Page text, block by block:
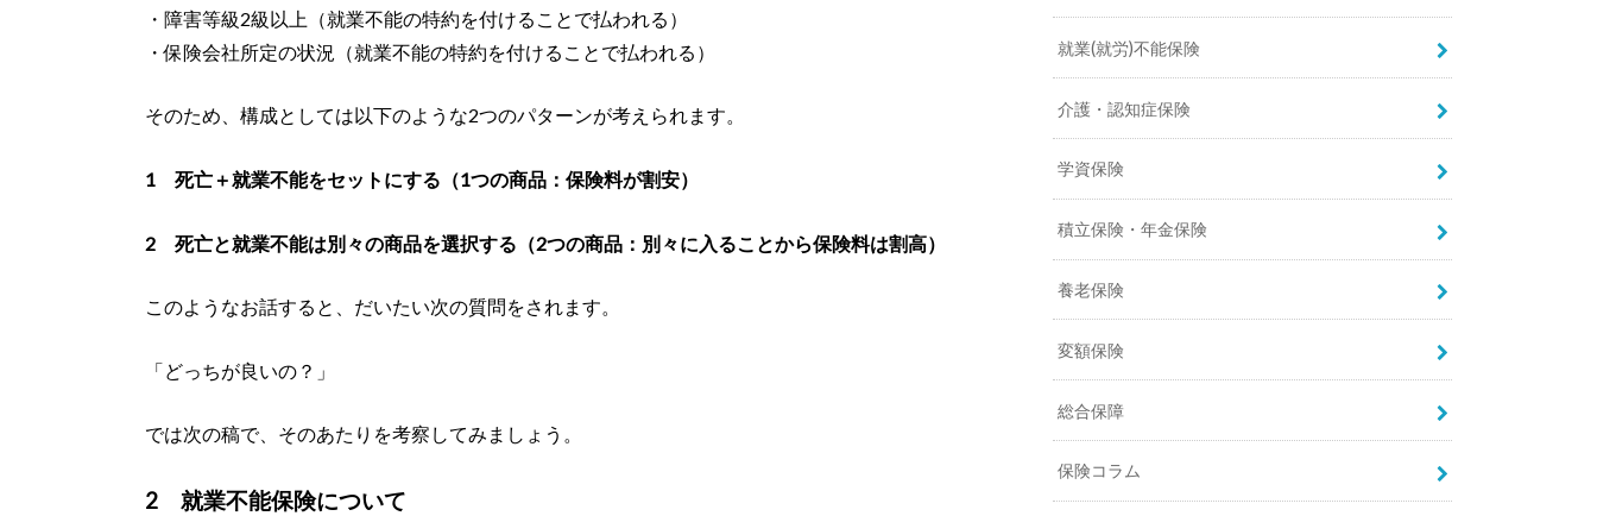
・障害等級2級以上（就業不能の特約を付けることで払われる）
・保険会社所定の状況（就業不能の特約を付けることで払われる）
そのため、構成としては以下のような2つのパターンが考えられます。
1 死亡＋就業不能をセットにする（1つの商品：保険料が割安）
2 死亡と就業不能は別々の商品を選択する（2つの商品：別々に入ることから保険料は割高）
このようなお話すると、だいたい次の質問をされます。
「どっちが良いの？」
では次の稿で、そのあたりを考察してみましょう。
2 就業不能保険について
就業(就労)不能保険
介護・認知症保険
学資保険
積立保険・年金保険
養老保険
変額保険
総合保障
保険コラム